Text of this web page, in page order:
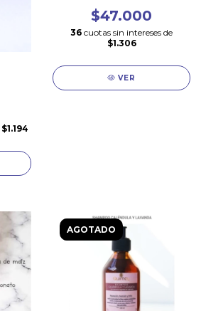
$1.194
$47.000
36 cuotas sin intereses de
$1.306
VER
AGOTADO